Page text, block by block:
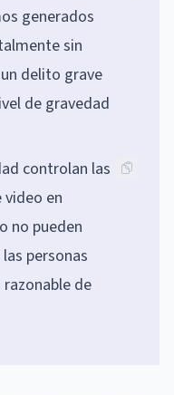
generados
sin
delito grave
de gravedad
controlan las
video en
no pueden
personas
de